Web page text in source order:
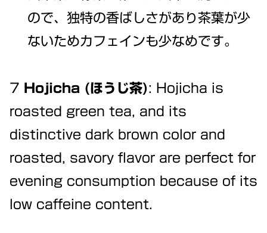
ので、独特の香ばしさがあり茶葉が少
ないためカフェインも少なめです。
7 Hojicha (ほうじ茶): Hojicha is
roasted green tea, and its
distinctive dark brown color and
roasted, savory flavor are perfect for
evening consumption because of its
low caffeine content.